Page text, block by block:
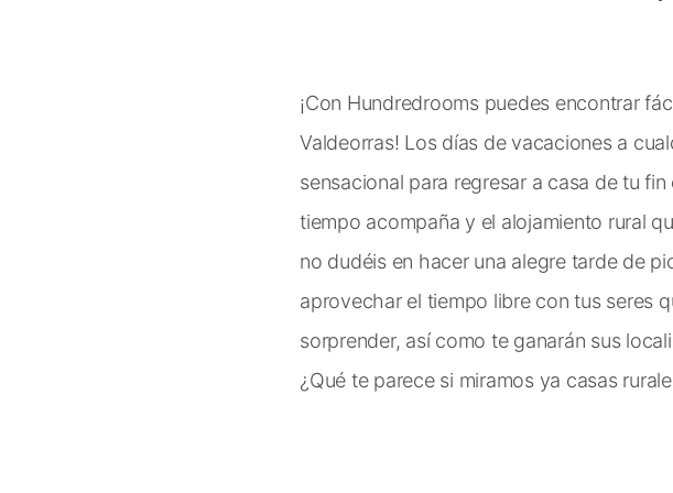
¡Con Hundredrooms puedes encontrar
Valdeorras! Los días de vacaciones a
sensacional para regresar a casa de tu
tiempo acompaña y el alojamiento rural
no dudéis en hacer una alegre tarde de
aprovechar el tiempo libre con tus seres
sorprender, así como te ganarán sus
¿Qué te parece si miramos ya casas